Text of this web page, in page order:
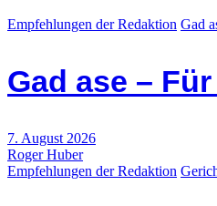
Empfehlungen der Redaktion Gad
Gad ase –
7. August 2026
Roger Huber
Empfehlungen der Redaktion